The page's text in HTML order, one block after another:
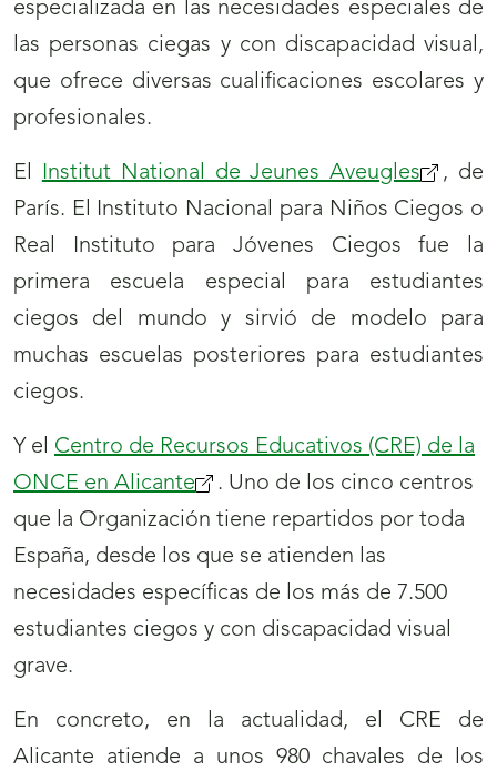
especializada en las necesidades especiales de
las personas ciegas y con discapacidad visual,
que ofrece diversas cualificaciones escolares y
profesionales.
El Institut National de Jeunes Aveugles
, de
París. El Instituto Nacional para Niños Ciegos o
Real Instituto para Jóvenes Ciegos fue la
primera escuela especial para estudiantes
ciegos del mundo y sirvió de modelo para
muchas escuelas posteriores para estudiantes
ciegos.
Y el Centro de Recursos Educativos (CRE) de la
ONCE en Alicante
. Uno de los cinco centros
que la Organización tiene repartidos por toda
España, desde los que se atienden las
necesidades específicas de los más de 7.500
estudiantes ciegos y con discapacidad visual
grave.
En concreto, en la actualidad, el CRE de
Alicante atiende a unos 980 chavales de los